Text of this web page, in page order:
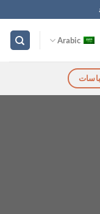
Arabic